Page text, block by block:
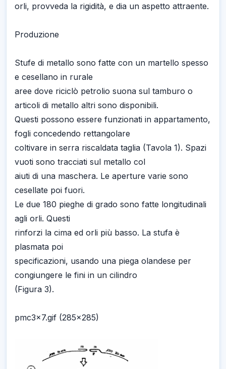
orli, provveda la rigidità, e dia un aspetto attraente.
Produzione
Stufe di metallo sono fatte con un martello spesso
e cesellano in rurale
aree dove riciclò petrolio suona sul tamburo o
articoli di metallo altri sono disponibili.
Questi possono essere funzionati in appartamento,
fogli concedendo rettangolare
coltivare in serra riscaldata taglia (Tavola 1). Spazi
vuoti sono tracciati sul metallo col
aiuti di una maschera. Le aperture varie sono
cesellate poi fuori.
Le due 180 pieghe di grado sono fatte longitudinali
agli orli. Questi
rinforzi la cima ed orli più basso. La stufa è
plasmata poi
specificazioni, usando una piega olandese per
congiungere le fini in un cilindro
(Figura 3).
pmc3x7.gif (285x285)